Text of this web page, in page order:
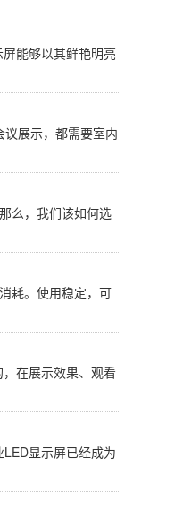
能够以其鲜艳明亮
展示，都需要室内
么，我们该如何选
耗。使用稳定，可
在展示效果、观看
显示屏已经成为